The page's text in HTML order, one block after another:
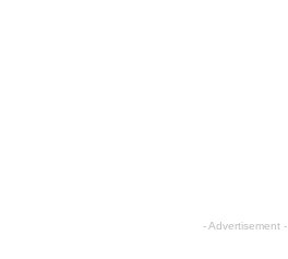
- Advertisement -